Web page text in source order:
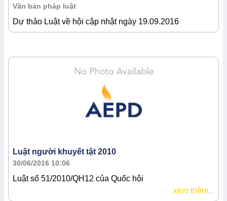
Văn bản pháp luật
Dự thảo Luật về hội cập nhật ngày 19.09.2016
Luật người khuyết tật 2010
30/06/2016 10:06
Luật số 51/2010/QH12 của Quốc hội
xem thêm...